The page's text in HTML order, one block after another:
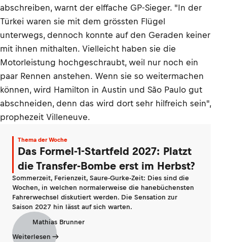
abschreiben, warnt der elffache GP-Sieger. "In der
Türkei waren sie mit dem grössten Flügel
unterwegs, dennoch konnte auf den Geraden keiner
mit ihnen mithalten. Vielleicht haben sie die
Motorleistung hochgeschraubt, weil nur noch ein
paar Rennen anstehen. Wenn sie so weitermachen
können, wird Hamilton in Austin und São Paulo gut
abschneiden, denn das wird dort sehr hilfreich sein",
prophezeit Villeneuve.
Thema der Woche
Das Formel-1-Startfeld 2027: Platzt
die Transfer-Bombe erst im Herbst?
Sommerzeit, Ferienzeit, Saure-Gurke-Zeit: Dies sind die
Wochen, in welchen normalerweise die hanebüchensten
Fahrerwechsel diskutiert werden. Die Sensation zur
Saison 2027 hin lässt auf sich warten.
Mathias Brunner
Weiterlesen